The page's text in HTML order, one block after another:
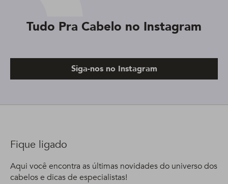
Tudo Pra Cabelo no Instagram
Siga-nos no Instagram
Fique ligado
Aqui você encontra as últimas novidades do universo dos
cabelos e dicas de especialistas!